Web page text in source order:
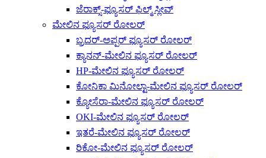
ಜೆರಾಕ್ಸ್-ಫ್ಯೂಸರ್ ಫಿಲ್ಮ್ ಸ್ಲೀವ್
ಮೇಲಿನ ಫ್ಯೂಸರ್ ರೋಲರ್
ಬ್ರದರ್-ಅಪ್ಪರ್ ಫ್ಯೂಸರ್ ರೋಲರ್
ಕ್ಯಾನನ್-ಮೇಲಿನ ಫ್ಯೂಸರ್ ರೋಲರ್
HP-ಮೇಲಿನ ಫ್ಯೂಸರ್ ರೋಲರ್
ಕೋನಿಕಾ ಮಿನೋಲ್ಟಾ-ಮೇಲಿನ ಫ್ಯೂಸರ್ ರೋಲರ್
ಕ್ಯೋಸೆರಾ-ಮೇಲಿನ ಫ್ಯೂಸರ್ ರೋಲರ್
OKI-ಮೇಲಿನ ಫ್ಯೂಸರ್ ರೋಲರ್
ಇತರೆ-ಮೇಲಿನ ಫ್ಯೂಸರ್ ರೋಲರ್
ರಿಕೋ-ಮೇಲಿನ ಫ್ಯೂಸರ್ ರೋಲರ್